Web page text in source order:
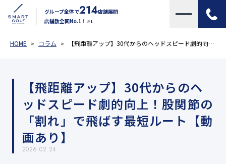
グループ全体で214店舗展開
店舗数全国No.1！ ※1
HOME コラム 【飛距離アップ】30代からのヘッドスピード劇的向上！股関節の「割れ」で飛ばす最短ルート【動画あり】
【飛距離アップ】30代からのヘ
ッドスピード劇的向上！股関節の
「割れ」で飛ばす最短ルート【動
画あり】
2026.02.24